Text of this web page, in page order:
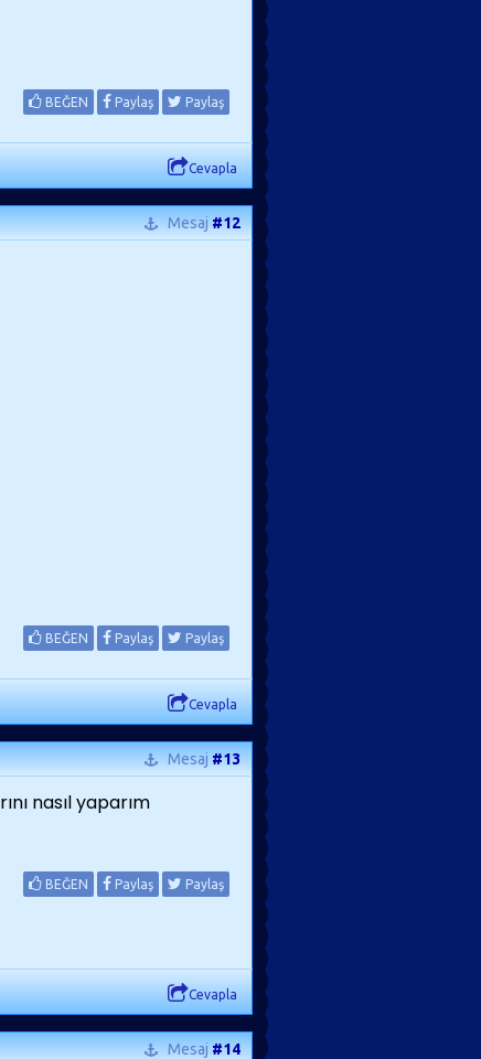
BEĞEN Paylaş Paylaş
Cevapla
Mesaj#12
BEĞEN Paylaş Paylaş
Cevapla
Mesaj#13
nasıl yaparım
BEĞEN Paylaş Paylaş
Cevapla
Mesaj#14